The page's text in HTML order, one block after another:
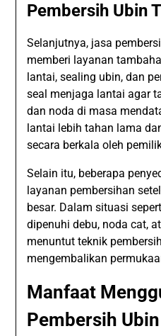
Pembersih Ubin
Selanjutnya, jasa
memberi layanan
lantai, sealing ubin, dan
seal menjaga lantai agar
dan noda di masa
lantai lebih tahan lama
secara berkala oleh
Selain itu, beberapa
layanan pembersihan
besar. Dalam situasi
dipenuhi debu, noda cat,
menuntut teknik
mengembalikan
Manfaat
Pembersih